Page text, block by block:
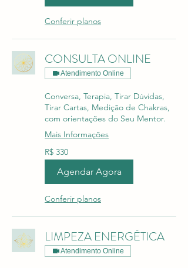
Conferir planos
CONSULTA ONLINE
Atendimento Online
Conversa, Terapia, Tirar Dúvidas,
Tirar Cartas, Medição de Chakras,
com orientações do Seu Mentor.
Mais Informações
330
Reais
brasileiros
R$ 330
Agendar Agora
Conferir planos
LIMPEZA ENERGÉTICA
Atendimento Online